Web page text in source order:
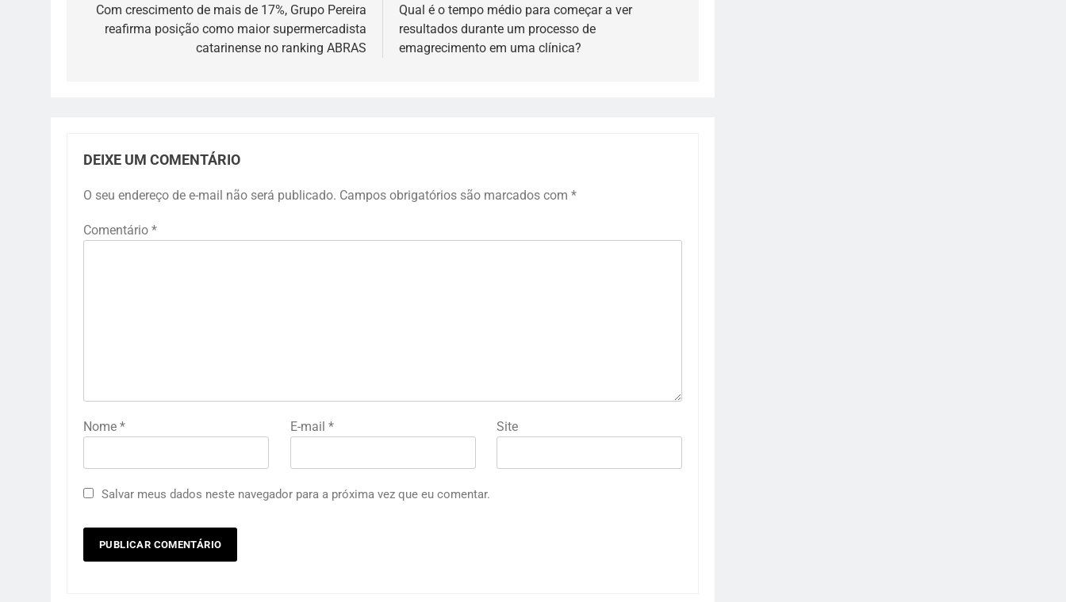
deCom crescimento de mais de 17%, Grupo Pereira
reafirma posição como maior supermercadista
catarinense no ranking ABRAS
Qual é o tempo médio para começar a ver
resultados durante um processo de
emagrecimento em uma clínica?
DEIXE UM COMENTÁRIO
O seu endereço de e-mail não será publicado. Campos obrigatórios são marcados com *
Comentário *
Nome * E-mail * Site
Salvar meus dados neste navegador para a próxima vez que eu comentar.